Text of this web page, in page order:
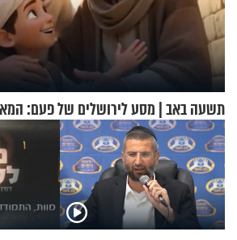
תשעה באב | מסע לירושלים של פעם: